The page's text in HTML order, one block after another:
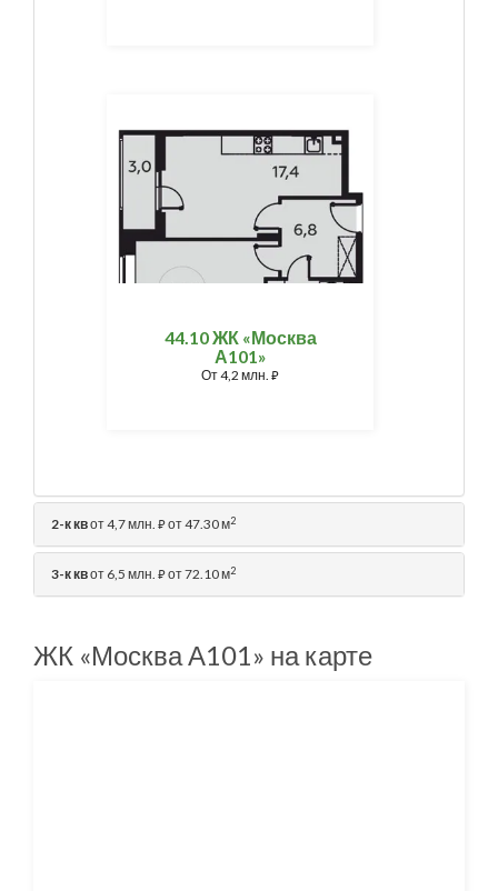
44.10 ЖК «Москва
А101»
От4,2 млн. ⃏
2-к квот 4,7 млн. ⃏от 47.30 м2
3-к квот 6,5 млн. ⃏от 72.10 м2
ЖК «Москва А101» на карте